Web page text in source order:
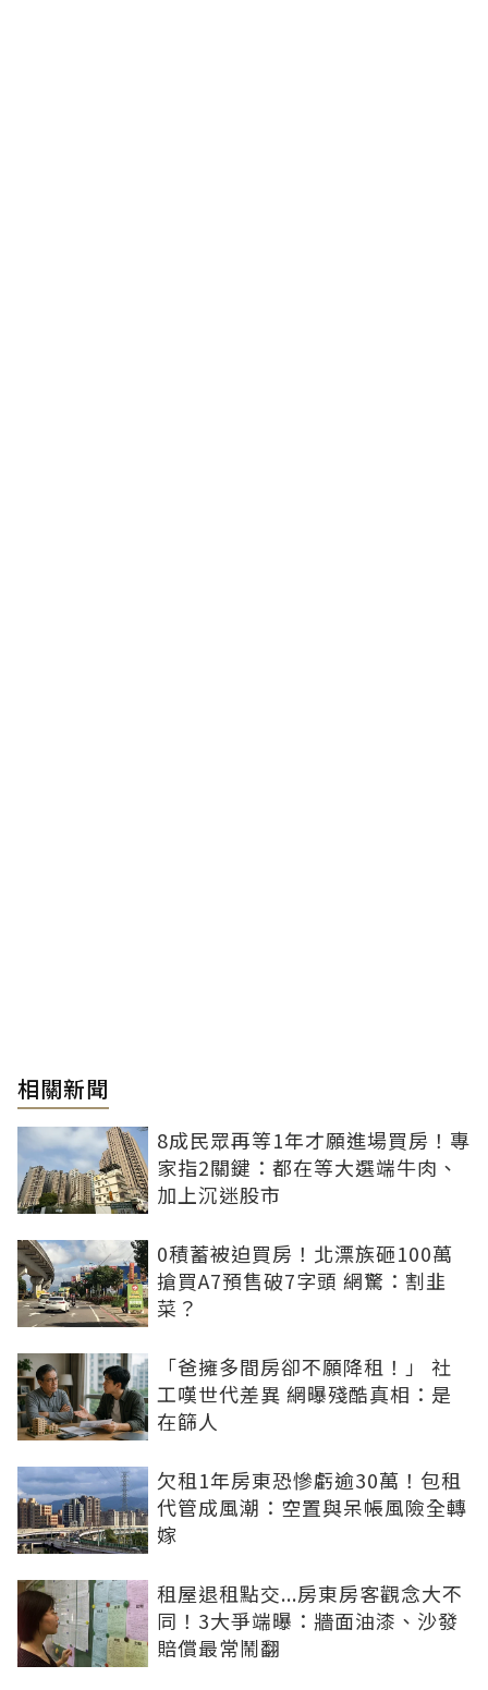
相關新聞
8成民眾再等1年才願進場買房！專
家指2關鍵：都在等大選端牛肉、
加上沉迷股市
0積蓄被迫買房！北漂族砸100萬
搶買A7預售破7字頭 網驚：割韭
菜？
「爸擁多間房卻不願降租！」 社
工嘆世代差異 網曝殘酷真相：是
在篩人
欠租1年房東恐慘虧逾30萬！包租
代管成風潮：空置與呆帳風險全轉
嫁
租屋退租點交...房東房客觀念大不
同！3大爭端曝：牆面油漆、沙發
賠償最常鬧翻